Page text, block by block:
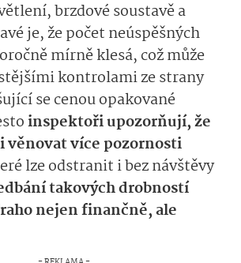
brzdové soustavě a
je, že počet neúspěšných
mírně klesá, což může
kontrolami ze strany
se cenou opakované
inspektoři upozorňují, že
věnovat více pozornosti
lze odstranit i bez návštěvy
takových drobností
nejen finančně, ale